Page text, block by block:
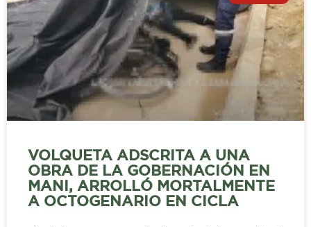
VOLQUETA ADSCRITA A UNA
OBRA DE LA GOBERNACIÓN EN
MANI, ARROLLÓ MORTALMENTE
A OCTOGENARIO EN CICLA